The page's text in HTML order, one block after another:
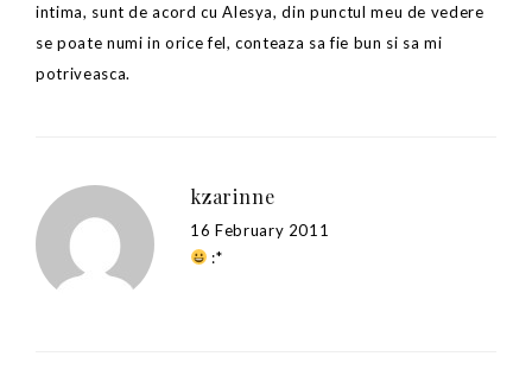
intima, sunt de acord cu Alesya, din punctul meu de vedere
se poate numi in orice fel, conteaza sa fie bun si sa mi
potriveasca.
kzarinne
16 February 2011
:*